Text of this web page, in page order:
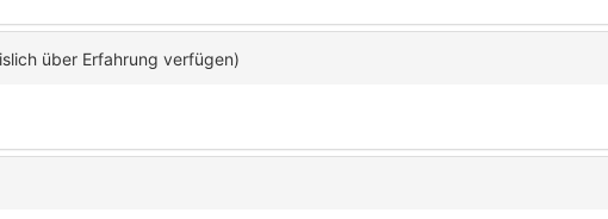
über Erfahrung verfügen)